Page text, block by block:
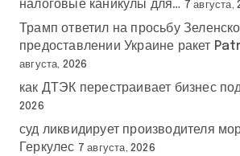
налоговые каникулы для… 7 августа,
Трамп ответил на просьбу
предоставлении Украине ракет
августа, 2026
как ДТЭК перестраивает бизнес
2026
суд ликвидирует производителя
Геркулес 7 августа, 2026